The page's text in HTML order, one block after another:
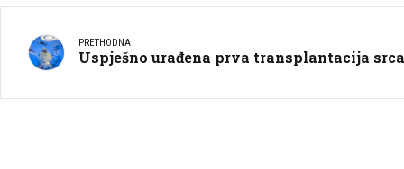
PRETHODNA
Uspješno urađena prva transplantacija